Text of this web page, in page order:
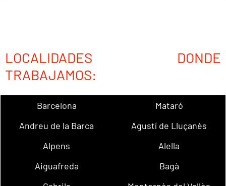
LOCALIDADES DONDE
TRABAJAMOS:
Barcelona
Mataró
Andreu de la Barca
Agustí de Lluçanès
Alpens
Alella
Aiguafreda
Bagà